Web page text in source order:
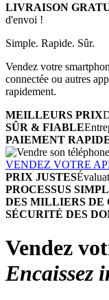
LIVRAISON
d'envoi !
Simple. Rapide. Sûr.
Vendez votre
connectée ou autres
rapidement.
MEILLEURS PRIX
SÛR & FIABLE
PAIEMENT
VENDEZ VOTRE
PRIX JUSTES
PROCESSUS
DES MILLIERS DE
SÉCURITÉ DES
Vendez
Encaissez